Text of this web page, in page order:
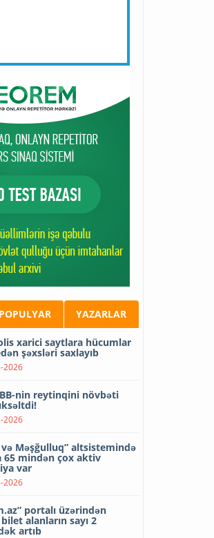
POPULYAR YAZARLAR
xarici saytlara hücumlar
şəxsləri saxlayıb
2026
nin reytinqini növbəti
2026
Məşğulluq” altsistemində
65 mindən çox aktiv
var
2026
portalı üzərindən
alanların sayı 2
artıb